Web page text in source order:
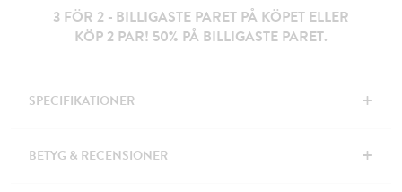
3 FÖR 2 - BILLIGASTE PARET PÅ KÖPET ELLER
KÖP 2 PAR! 50% PÅ BILLIGASTE PARET.
SPECIFIKATIONER +
BETYG & RECENSIONER +